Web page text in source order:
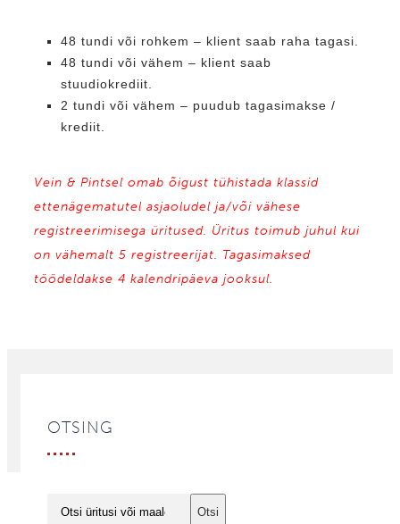
48 tundi või rohkem – klient saab raha tagasi.
48 tundi või vähem – klient saab
stuudiokrediit.
2 tundi või vähem – puudub tagasimakse /
krediit.
Vein & Pintsel omab õigust tühistada klassid
ettenägematutel asjaoludel ja/või vähese
registreerimisega üritused. Üritus toimub juhul kui
on vähemalt 5 registreerijat. Tagasimaksed
töödeldakse 4 kalendripäeva jooksul.
OTSING
Otsi